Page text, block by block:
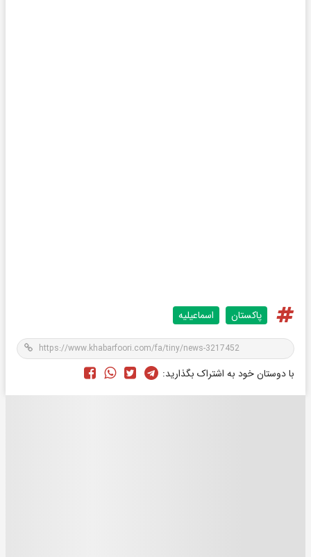
پاکستان اسماعیلیه
با دوستان خود به اشتراک بگذارید: